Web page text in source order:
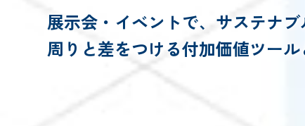
展示会・イベントで、 サステナ
周りと差をつける付加価値ツール